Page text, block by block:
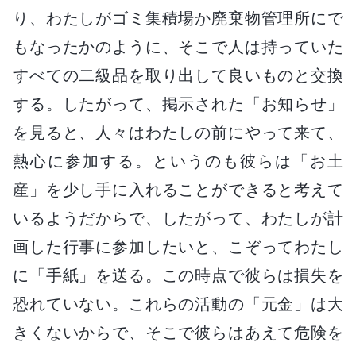
り、わたしがゴミ集積場か廃棄物管理所にで
もなったかのように、そこで人は持っていた
すべての二級品を取り出して良いものと交換
する。したがって、掲示された「お知らせ」
を見ると、人々はわたしの前にやって来て、
熱心に参加する。というのも彼らは「お土
産」を少し手に入れることができると考えて
いるようだからで、したがって、わたしが計
画した行事に参加したいと、こぞってわたし
に「手紙」を送る。この時点で彼らは損失を
恐れていない。これらの活動の「元金」は大
きくないからで、そこで彼らはあえて危険を